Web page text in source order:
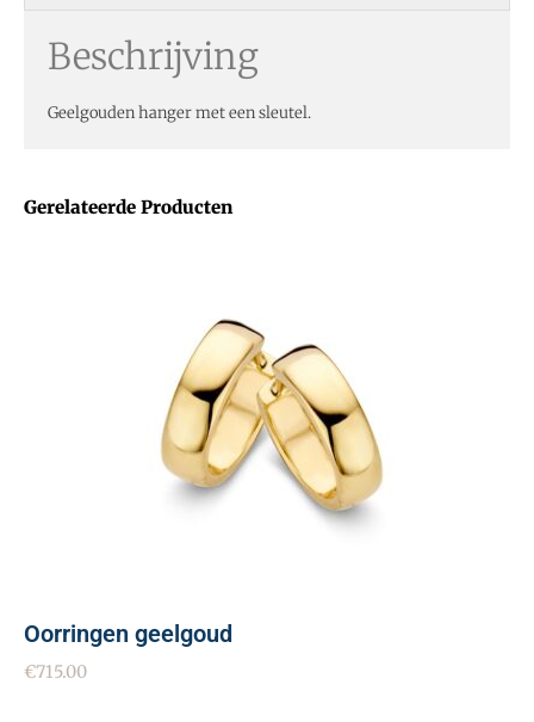
Gerelateerde Producten
Oorringen geelgoud
€715.00
Beschrijving
Geelgouden hanger met een sleutel.